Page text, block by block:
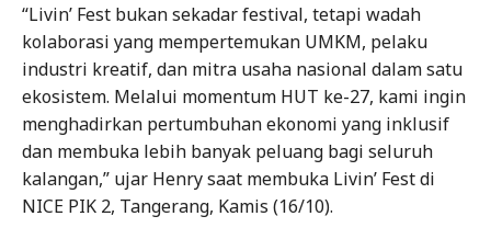
“Livin’ Fest bukan sekadar festival, tetapi wadah
kolaborasi yang mempertemukan UMKM, pelaku
industri kreatif, dan mitra usaha nasional dalam satu
ekosistem. Melalui momentum HUT ke-27, kami ingin
menghadirkan pertumbuhan ekonomi yang inklusif
dan membuka lebih banyak peluang bagi seluruh
kalangan,” ujar Henry saat membuka Livin’ Fest di
NICE PIK 2, Tangerang, Kamis (16/10).